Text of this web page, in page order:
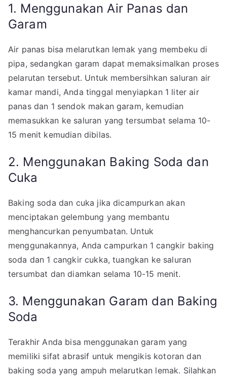
1. Menggunakan Air Panas dan
Garam
Air panas bisa melarutkan lemak yang membeku di
pipa, sedangkan garam dapat memaksimalkan proses
pelarutan tersebut. Untuk membersihkan saluran air
kamar mandi, Anda tinggal menyiapkan 1 liter air
panas dan 1 sendok makan garam, kemudian
memasukkan ke saluran yang tersumbat selama 10-
15 menit kemudian dibilas.
2. Menggunakan Baking Soda dan
Cuka
Baking soda dan cuka jika dicampurkan akan
menciptakan gelembung yang membantu
menghancurkan penyumbatan. Untuk
menggunakannya, Anda campurkan 1 cangkir baking
soda dan 1 cangkir cukka, tuangkan ke saluran
tersumbat dan diamkan selama 10-15 menit.
3. Menggunakan Garam dan Baking
Soda
Terakhir Anda bisa menggunakan garam yang
memiliki sifat abrasif untuk mengikis kotoran dan
baking soda yang ampuh melarutkan lemak. Silahkan